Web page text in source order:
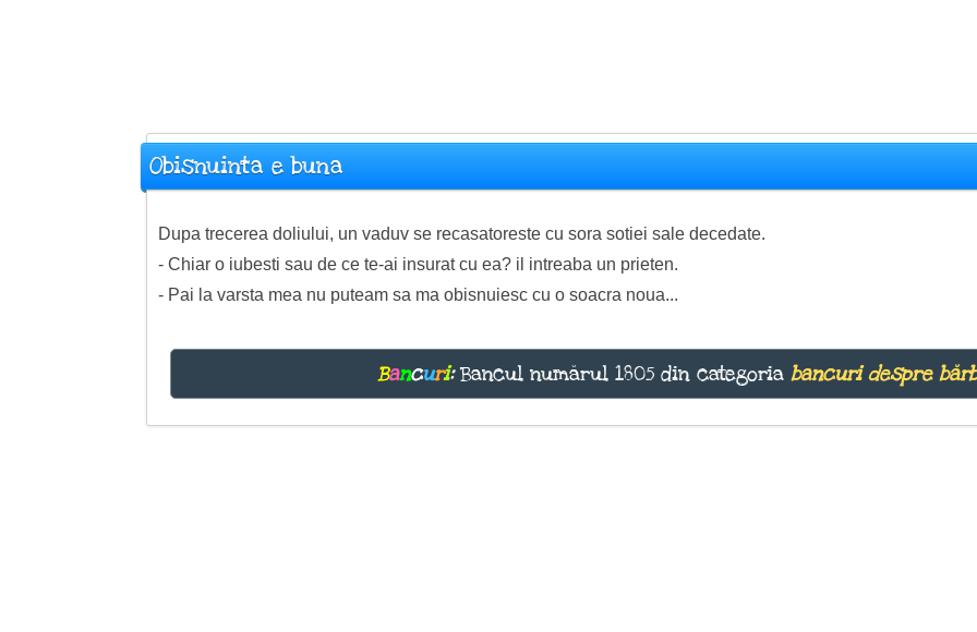
Obisnuinta e buna
Dupa trecerea doliului, un vaduv se recasatoreste cu sora sotiei sale decedate.
- Chiar o iubesti sau de ce te-ai insurat cu ea? il intreaba un prieten.
- Pai la varsta mea nu puteam sa ma obisnuiesc cu o soacra noua...
Bancuri:Bancul numărul 1805 din categoria bancuri despre